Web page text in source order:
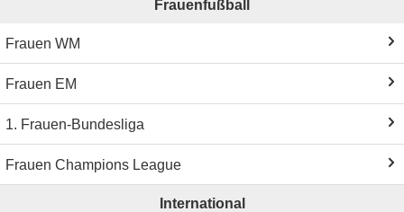
Frauenfußball
Frauen WM
Frauen EM
1. Frauen-Bundesliga
Frauen Champions League
International